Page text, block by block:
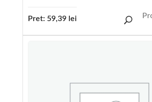
Pret: 59,39 lei